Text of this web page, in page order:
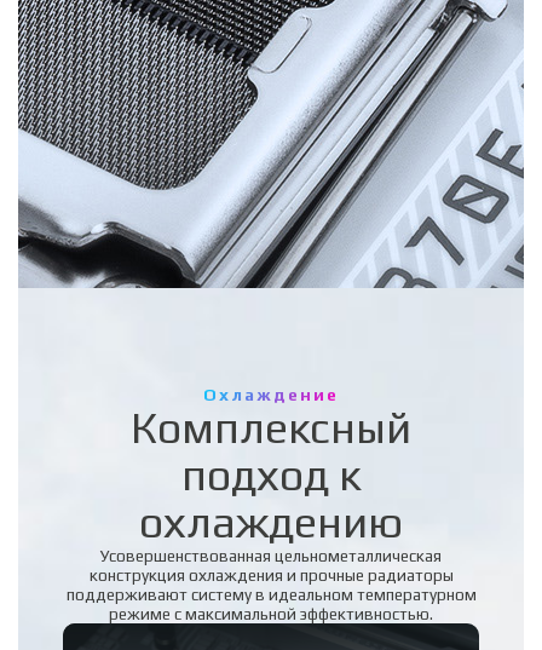
графического процессора и для работы с памятью.
2
MISC фазы DrMOS, До 60A
Стабильное питание контроллера PCI-E процессора.
Охлаждение
Комплексный
подход к
охлаждению
Усовершенствованная цельнометаллическая
конструкция охлаждения и прочные радиаторы
поддерживают систему в идеальном температурном
режиме с максимальной эффективностью.